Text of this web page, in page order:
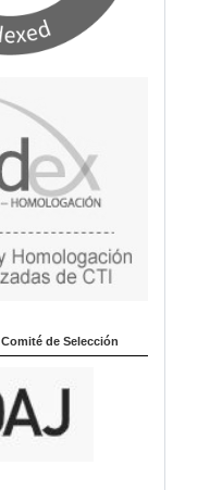
de Selección